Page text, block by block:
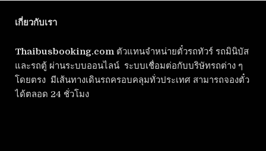
เกี่ยวกับเรา
Thaibusbooking.com ตัวแทนจำหน่ายตั๋วรถทัวร์ รถมินิบัส
และรถตู้ ผ่านระบบออนไลน์ ระบบเชื่อมต่อกับบริษัทรถต่าง ๆ
โดยตรง มีเส้นทางเดินรถครอบคลุมทั่วประเทศ สามารถจองตั๋ว
ได้ตลอด 24 ชั่วโมง